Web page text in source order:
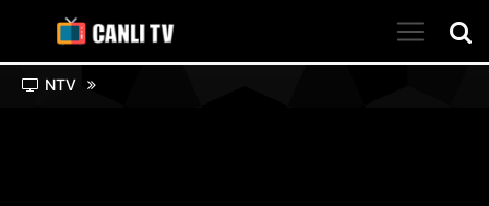
NTV